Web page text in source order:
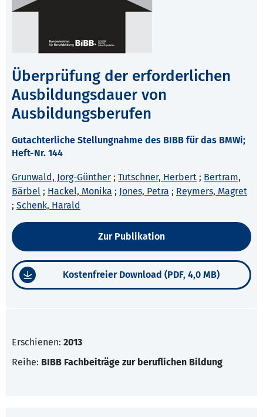
Überprüfung der erforderlichen
Ausbildungsdauer von
Ausbildungsberufen
Gutachterliche Stellungnahme des BIBB für das BMWi;
Heft-Nr. 144
Grunwald, Jorg-Günther ; Tutschner, Herbert ; Bertram,
Bärbel ; Hackel, Monika ; Jones, Petra ; Reymers, Magret
; Schenk, Harald
Zur Publikation
Kostenfreier Download (PDF, 4,0 MB)
Erschienen: 2013
Reihe: BIBB Fachbeiträge zur beruflichen Bildung